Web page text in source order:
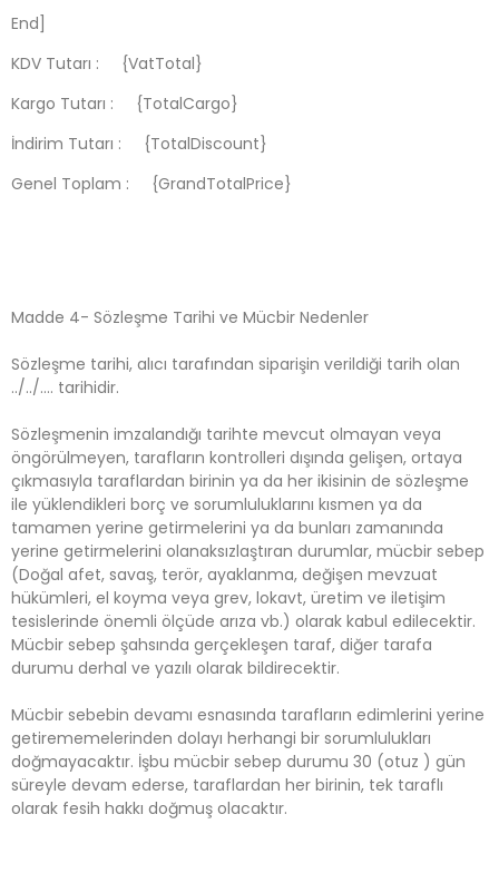
End]
KDV Tutarı : {VatTotal}
Kargo Tutarı : {TotalCargo}
İndirim Tutarı : {TotalDiscount}
Genel Toplam : {GrandTotalPrice}
Madde 4- Sözleşme Tarihi ve Mücbir Nedenler
Sözleşme tarihi, alıcı tarafından siparişin verildiği tarih olan
../../…. tarihidir.
Sözleşmenin imzalandığı tarihte mevcut olmayan veya
öngörülmeyen, tarafların kontrolleri dışında gelişen, ortaya
çıkmasıyla taraflardan birinin ya da her ikisinin de sözleşme
ile yüklendikleri borç ve sorumluluklarını kısmen ya da
tamamen yerine getirmelerini ya da bunları zamanında
yerine getirmelerini olanaksızlaştıran durumlar, mücbir sebep
(Doğal afet, savaş, terör, ayaklanma, değişen mevzuat
hükümleri, el koyma veya grev, lokavt, üretim ve iletişim
tesislerinde önemli ölçüde arıza vb.) olarak kabul edilecektir.
Mücbir sebep şahsında gerçekleşen taraf, diğer tarafa
durumu derhal ve yazılı olarak bildirecektir.
Mücbir sebebin devamı esnasında tarafların edimlerini yerine
getirememelerinden dolayı herhangi bir sorumlulukları
doğmayacaktır. İşbu mücbir sebep durumu 30 (otuz ) gün
süreyle devam ederse, taraflardan her birinin, tek taraflı
olarak fesih hakkı doğmuş olacaktır.